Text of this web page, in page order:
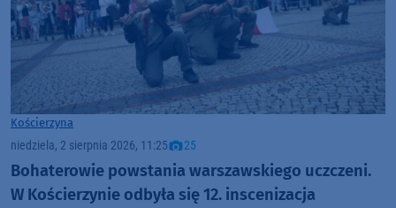
Kościerzyna
niedziela, 2 sierpnia 2026, 11:25 25
Bohaterowie powstania warszawskiego uczczeni.
W Kościerzynie odbyła się 12. inscenizacja